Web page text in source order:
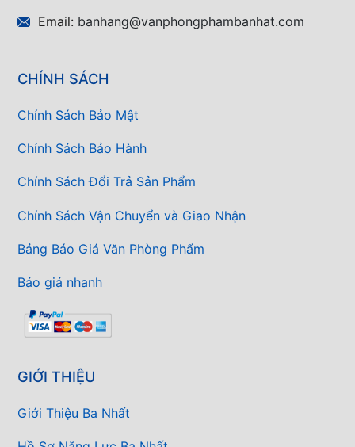
Email: banhang@vanphongphambanhat.com
CHÍNH SÁCH
Chính Sách Bảo Mật
Chính Sách Bảo Hành
Chính Sách Đổi Trả Sản Phẩm
Chính Sách Vận Chuyển và Giao Nhận
Bảng Báo Giá Văn Phòng Phẩm
Báo giá nhanh
GIỚI THIỆU
Giới Thiệu Ba Nhất